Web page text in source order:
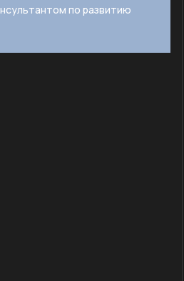
по развитию